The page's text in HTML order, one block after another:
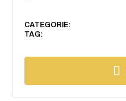
CATEGORIE:
TAG: